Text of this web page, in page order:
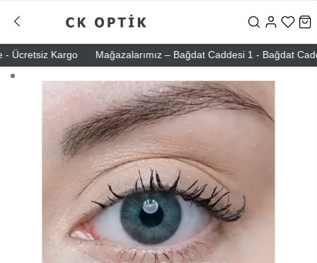
Kargo Mağazalarımız – Bağdat Caddesi 1 - Bağdat